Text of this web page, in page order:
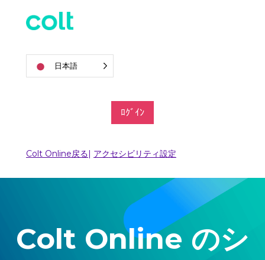
日本語
ﾛｸﾞｲﾝ
Colt Online戻る アクセシビリティ設定
Colt Online のシ